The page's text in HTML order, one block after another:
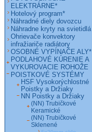
ELEKTRÁRNE*
Hotelový program*
Náhradné diely dovozcu
Náhradne kryty na svietidlá
Ohrievače konvektory
infražiariče radiátory
OSOBNÉ VYPÍNAČE ALY*
PODLAHOVÉ KÚRENIE A
VYKUROVACIE ROHOŽE
POISTKOVÉ SYSTÉMY
HSF Vysokorýchlostné
Poistky a Držiaky
NN Poistky a Držiaky
(NN) Trubičkové
Keramické
(NN) Trubičkové
Sklenené